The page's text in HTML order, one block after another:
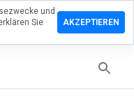
und
Sie
AKZEPTIEREN